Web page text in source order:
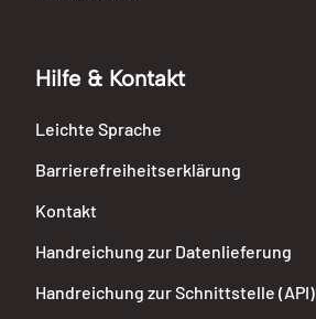
Hilfe & Kontakt
Leichte Sprache
Barrierefreiheitserklärung
Kontakt
Handreichung zur Datenlieferung
Handreichung zur Schnittstelle (API)